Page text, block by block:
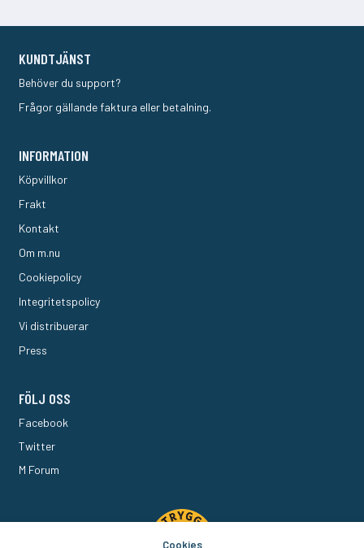
KUNDTJÄNST
Behöver du support?
Frågor gällande faktura eller betalning.
INFORMATION
Köpvillkor
Frakt
Kontakt
Om m.nu
Cookiepolicy
Integritetspolicy
Vi distribuerar
Press
FÖLJ OSS
Facebook
Twitter
M Forum
Cookies